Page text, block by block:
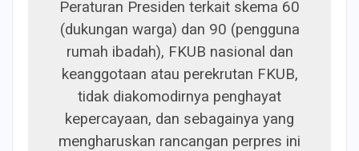
Peraturan Presiden terkait skema 60
(dukungan warga) dan 90 (pengguna
rumah ibadah), FKUB nasional dan
keanggotaan atau perekrutan FKUB,
tidak diakomodirnya penghayat
kepercayaan, dan sebagainya yang
mengharuskan rancangan perpres ini